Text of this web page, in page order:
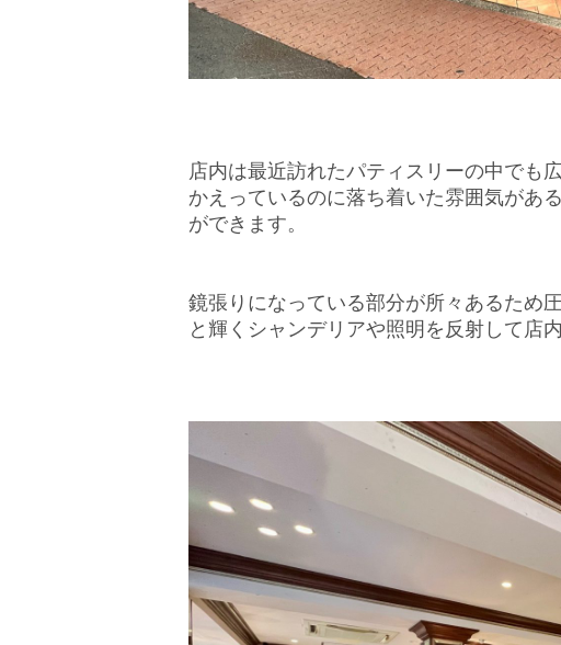
店内は最近訪れたパティスリーの中でも
かえっているのに落ち着いた雰囲気があ
ができます。
鏡張りになっている部分が所々あるため
と輝くシャンデリアや照明を反射して店